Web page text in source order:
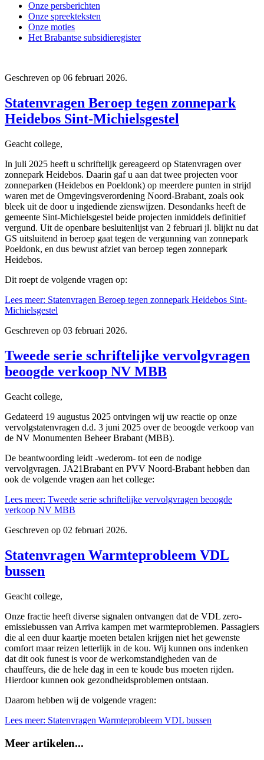
Onze persberichten
Onze spreekteksten
Onze moties
Het Brabantse subsidieregister
Geschreven op 06 februari 2026.
Statenvragen Beroep tegen zonnepark
Heidebos Sint-Michielsgestel
Geacht college,
In juli 2025 heeft u schriftelijk gereageerd op Statenvragen over
zonnepark Heidebos. Daarin gaf u aan dat twee projecten voor
zonneparken (Heidebos en Poeldonk) op meerdere punten in strijd
waren met de Omgevingsverordening Noord-Brabant, zoals ook
bleek uit de door u ingediende zienswijzen. Desondanks heeft de
gemeente Sint-Michielsgestel beide projecten inmiddels definitief
vergund. Uit de openbare besluitenlijst van 2 februari jl. blijkt nu dat
GS uitsluitend in beroep gaat tegen de vergunning van zonnepark
Poeldonk, en dus bewust afziet van beroep tegen zonnepark
Heidebos.
Dit roept de volgende vragen op:
Lees meer: Statenvragen Beroep tegen zonnepark Heidebos Sint-
Michielsgestel
Geschreven op 03 februari 2026.
Tweede serie schriftelijke vervolgvragen
beoogde verkoop NV MBB
Geacht college,
Gedateerd 19 augustus 2025 ontvingen wij uw reactie op onze
vervolgstatenvragen d.d. 3 juni 2025 over de beoogde verkoop van
de NV Monumenten Beheer Brabant (MBB).
De beantwoording leidt -wederom- tot een de nodige
vervolgvragen. JA21Brabant en PVV Noord-Brabant hebben dan
ook de volgende vragen aan het college:
Lees meer: Tweede serie schriftelijke vervolgvragen beoogde
verkoop NV MBB
Geschreven op 02 februari 2026.
Statenvragen Warmteprobleem VDL
bussen
Geacht college,
Onze fractie heeft diverse signalen ontvangen dat de VDL zero-
emissiebussen van Arriva kampen met warmteproblemen. Passagiers
die al een duur kaartje moeten betalen krijgen niet het gewenste
comfort maar reizen letterlijk in de kou. Wij kunnen ons indenken
dat dit ook funest is voor de werkomstandigheden van de
chauffeurs, die de hele dag in een te koude bus moeten rijden.
Hierdoor kunnen ook gezondheidsproblemen ontstaan.
Daarom hebben wij de volgende vragen:
Lees meer: Statenvragen Warmteprobleem VDL bussen
Meer artikelen...